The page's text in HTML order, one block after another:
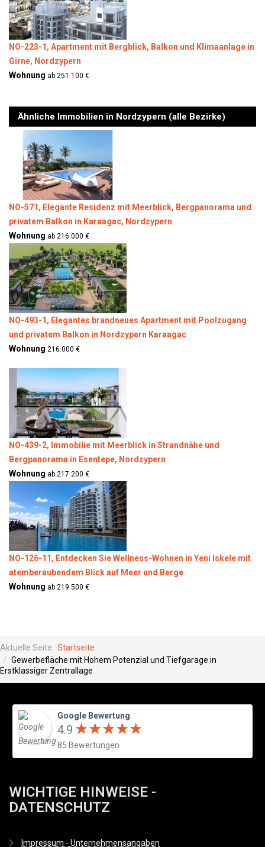
NO-223-1, Apartment mit Bergblick, Balkon und Klimaanlage in
Girne, Nordzypern
Wohnung ab 251.100 €
Ähnliche Immobilien in Nordzypern (alle Bezirke)
NO-571, Elegante Residenz mit Meerblick, Bergpanorama und
privatem Balkon in Karaagac, Nordzypern
Wohnung ab 216.000 €
NO-493-1, Elegantes brandneues Apartment mit Poolzugang
und privatem Balkon in Nordzypern Karaagac
Wohnung 216.000 €
NO-439-2, Immobilie mit Meerblick in Strandnähe und
Bergpanorama in Esentepe, Nordzypern
Wohnung ab 217.200 €
NO-126-11, Entdecken Sie Wellness-Wohnen in Yeni Iskele mit
atemberaubendem Blick auf Meer und Berge
Wohnung ab 219.500 €
Aktuelle Seite: Startseite
Gewerbefläche mit Hohem Potenzial und Tiefgarage in
Erstklassiger Zentrallage
Google Bewertung
4.9 ★★★★★
★★★★★
85 Bewertungen
WICHTIGE HINWEISE -
DATENSCHUTZ
Impressum - Unternehmensangaben